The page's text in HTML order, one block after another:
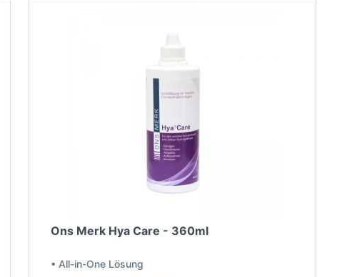
Ons Merk Hya Care - 360ml
• All-in-One Lösung